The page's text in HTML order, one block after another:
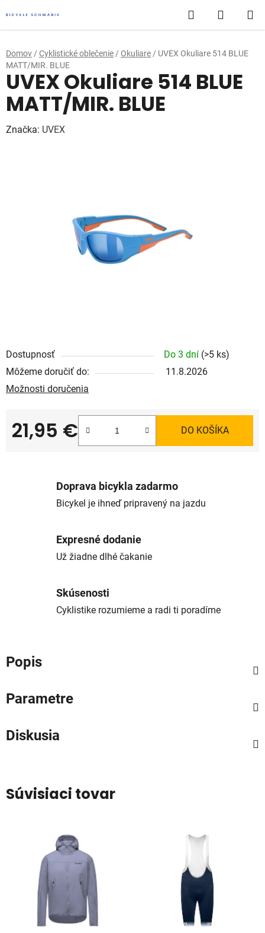
na
obsah
Hľadať
KOŠÍK
Domov / Cyklistické oblečenie / Okuliare / UVEX Okuliare 514 BLUE
MATT/MIR. BLUE
Dostupnosť Do 3 dní (>5 ks)
Môžeme doručiť do:
11.8.2026
Možnosti doručenia
21,95 €
Jednotková cena:
DO KOŠÍKA
UVEX Okuliare 514 BLUE
MATT/MIR. BLUE
Značka: UVEX
Doprava bicykla zadarmo
Bicykel je ihneď pripravený na jazdu
Expresné dodanie
Už žiadne dlhé čakanie
Skúsenosti
Cyklistike rozumieme a radi ti poradíme
Popis
Parametre
Diskusia
Súvisiaci tovar